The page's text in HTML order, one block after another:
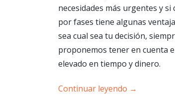
necesidades más urgentes y
por fases tiene algunas
sea cual sea tu decisión,
proponemos tener en cuenta
elevado en tiempo y dinero.
Continuar leyendo →